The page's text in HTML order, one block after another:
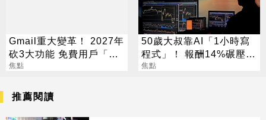
Gmail重大變革！ 2027年
砍3大功能 免費用戶「這
好康」不能用了
焦點
50歲大叔靠AI「1小時寫
程式」！ 報酬14%碾壓標
普 直接辭職去炒股
焦點
推薦閱讀